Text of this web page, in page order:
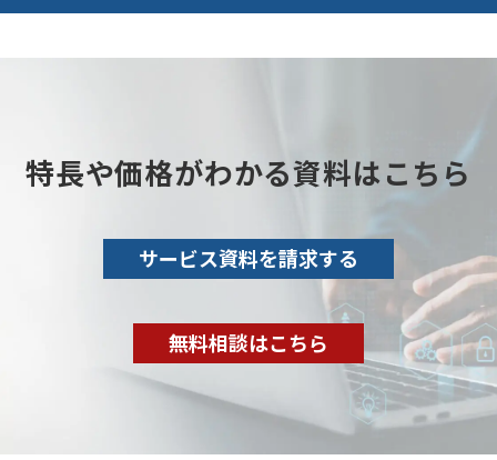
特⻑や価格がわかる資料はこちら
サービス資料を請求する
無料相談はこちら